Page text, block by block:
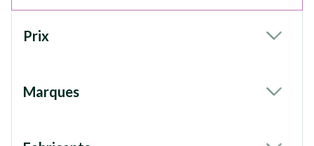
Prix
Marques